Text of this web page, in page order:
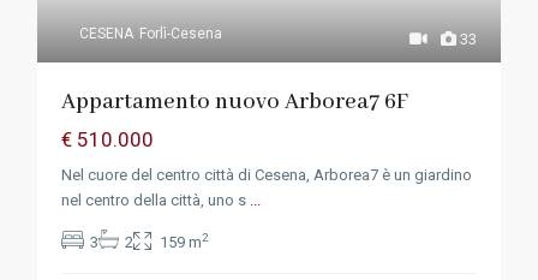
33
CESENA Forlì-Cesena
Appartamento nuovo Arborea7 6F
€ 510.000
Nel cuore del centro città di Cesena, Arborea7 è un giardino
nel centro della città, uno s
3 2 159 m2